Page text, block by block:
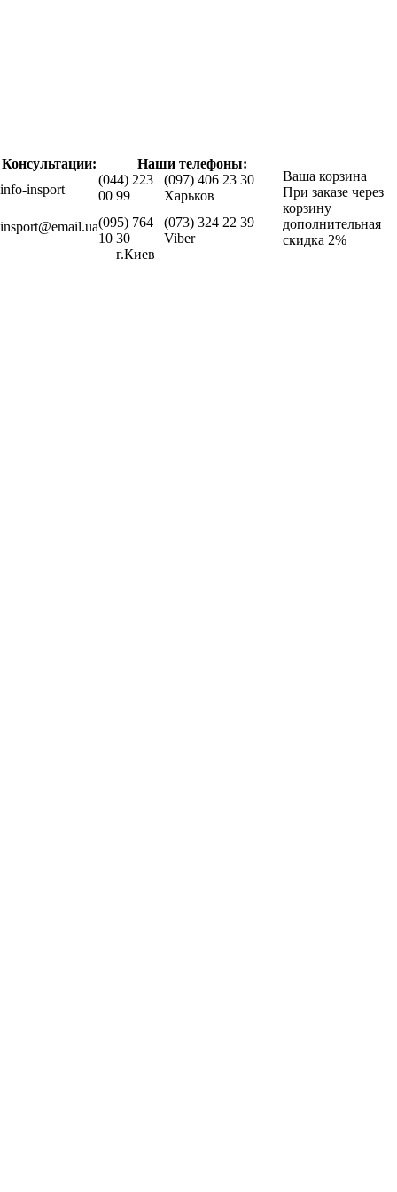
Консультации:
Наши телефоны:
Ваша корзина
При заказе через
корзину
дополнительная
скидка 2%
info-insport
(044) 223
00 99
(097) 406 23 30
Харьков
insport@email.ua(095) 764
10 30
(073) 324 22 39
Viber
г.Киев